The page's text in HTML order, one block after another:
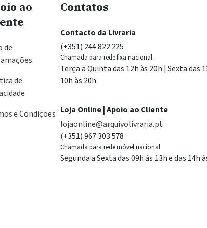
ao
de
de
e Condições
Contatos
Contacto da Livraria
(+351) 244 822 225
Chamada para rede fixa nacional
Terça a Quinta das 12h às 20h | Sexta das
10h às 20h
Loja Online | Apoio ao Cliente
lojaonline@arquivolivraria.pt
(+351) 967 303 578
Chamada para rede móvel nacional
Segunda a Sexta das 09h às 13h e das 14h